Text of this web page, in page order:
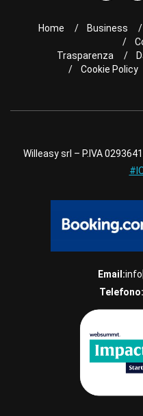
Home Business
Trasparenza
Cookie Policy
Willeasy srl – P.IVA
Email:
Telefono: